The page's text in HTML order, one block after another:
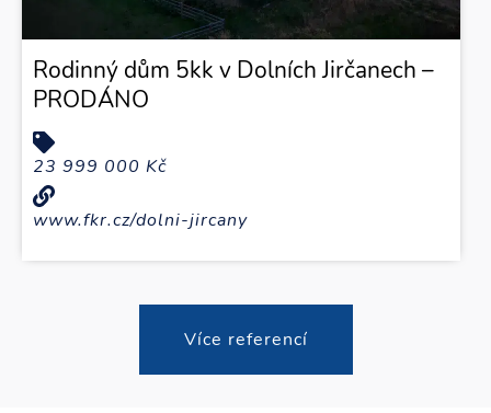
Rodinný dům 5kk v Dolních Jirčanech –
PRODÁNO
23 999 000 Kč
www.fkr.cz/dolni-jircany
Více referencí